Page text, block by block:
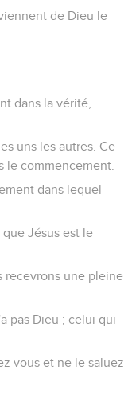
de Dieu le
dans la vérité,
uns les autres. Ce
le commencement.
dans lequel
Jésus est le
recevrons une pleine
pas Dieu ; celui qui
vous et ne le saluez